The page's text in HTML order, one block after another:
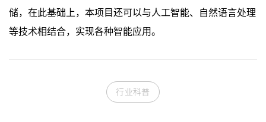
储，在此基础上，本项目还可以与人工智能、自然语言处理
等技术相结合，实现各种智能应用。
行业科普